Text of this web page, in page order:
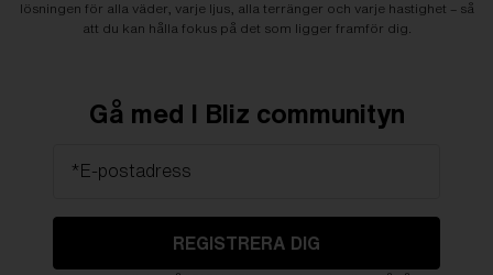
lösningen för alla väder, varje ljus, alla terränger och varje hastighet – så
att du kan hålla fokus på det som ligger framför dig.
Gå med I Bliz communityn
*E-postadress
REGISTRERA DIG